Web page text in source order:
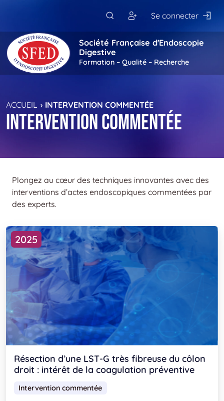
Se connecter
Société Française d'Endoscopie
Digestive
Formation – Qualité – Recherche
ACCUEIL INTERVENTION COMMENTÉE
Intervention commentée
Plongez au cœur des techniques innovantes avec des
interventions d’actes endoscopiques commentées par
des experts.
2025
Résection d’une LST-G très fibreuse du côlon
droit : intérêt de la coagulation préventive
Intervention commentée